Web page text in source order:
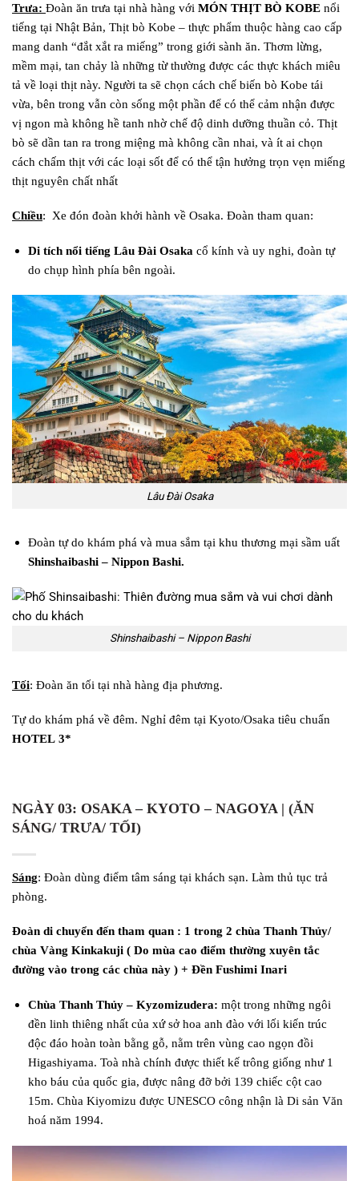
Trưa: Đoàn ăn trưa tại nhà hàng với MÓN THỊT BÒ KOBE nổi
tiếng tại Nhật Bản, Thịt bò Kobe – thực phẩm thuộc hàng cao cấp
mang danh “đắt xắt ra miếng” trong giới sành ăn. Thơm lừng,
mềm mại, tan chảy là những từ thường được các thực khách miêu
tả về loại thịt này. Người ta sẽ chọn cách chế biến bò Kobe tái
vừa, bên trong vẫn còn sống một phần để có thể cảm nhận được
vị ngon mà không hề tanh nhờ chế độ dinh dưỡng thuần cỏ. Thịt
bò sẽ dần tan ra trong miệng mà không cần nhai, và ít ai chọn
cách chấm thịt với các loại sốt để có thể tận hưởng trọn vẹn miếng
thịt nguyên chất nhất
Chiều: Xe đón đoàn khởi hành về Osaka. Đoàn tham quan:
Di tích nổi tiếng Lâu Đài Osaka cổ kính và uy nghi, đoàn tự
do chụp hình phía bên ngoài.
Lâu Đài Osaka
Đoàn tự do khám phá và mua sắm tại khu thương mại sầm uất
Shinshaibashi – Nippon Bashi.
Shinshaibashi – Nippon Bashi
Tối: Đoàn ăn tối tại nhà hàng địa phương.
Tự do khám phá về đêm. Nghỉ đêm tại Kyoto/Osaka tiêu chuẩn
HOTEL 3*
NGÀY 03: OSAKA – KYOTO – NAGOYA | (ĂN
SÁNG/ TRƯA/ TỐI)
Sáng: Đoàn dùng điểm tâm sáng tại khách sạn. Làm thủ tục trả
phòng.
Đoàn di chuyển đến tham quan : 1 trong 2 chùa Thanh Thủy/
chùa Vàng Kinkakuji ( Do mùa cao điểm thường xuyên tắc
đường vào trong các chùa này ) + Đền Fushimi Inari
Chùa Thanh Thủy – Kyzomizudera: một trong những ngôi
đền linh thiêng nhất của xứ sở hoa anh đào với lối kiến trúc
độc đáo hoàn toàn bằng gỗ, nằm trên vùng cao ngọn đồi
Higashiyama. Toà nhà chính được thiết kế trông giống như 1
kho báu của quốc gia, được nâng đỡ bởi 139 chiếc cột cao
15m. Chùa Kiyomizu được UNESCO công nhận là Di sản Văn
hoá năm 1994.